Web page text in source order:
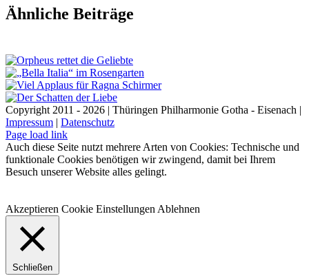
Facebook
X
LinkedIn
E-
Mail
Ähnliche Beiträge
Copyright 2011 - 2026 | Thüringen Philharmonie Gotha - Eisenach |
Impressum | Datenschutz
Facebook
Instagram
WhatsApp
YouTube
E-
Mail
Telefon
Page load link
Auch diese Seite nutzt mehrere Arten von Cookies: Technische und
funktionale Cookies benötigen wir zwingend, damit bei Ihrem
Besuch unserer Website alles gelingt.
Akzeptieren Cookie Einstellungen Ablehnen
Schließen